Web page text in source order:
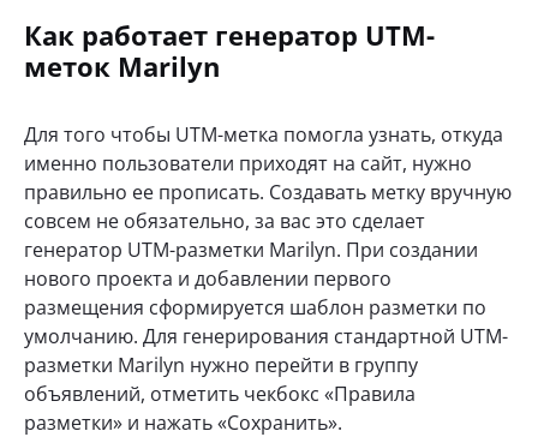
Как работает генератор UTM-
меток Marilyn
Для того чтобы UTM-метка помогла узнать, откуда
именно пользователи приходят на сайт, нужно
правильно ее прописать. Создавать метку вручную
совсем не обязательно, за вас это сделает
генератор UTM-разметки Marilyn. При создании
нового проекта и добавлении первого
размещения сформируется шаблон разметки по
умолчанию. Для генерирования стандартной UTM-
разметки Marilyn нужно перейти в группу
объявлений, отметить чекбокс «Правила
разметки» и нажать «Сохранить».